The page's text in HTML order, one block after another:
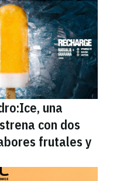
una
con dos
frutales y